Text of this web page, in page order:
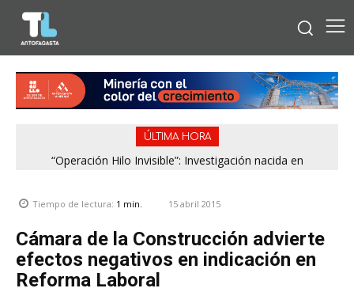
ÚLTIMA HORA
“Operación Hilo Invisible”: Investigación nacida en
Tiempo de lectura: 1 min. 15 abril 2015
Cámara de la Construcción advierte
efectos negativos en indicación en
Reforma Laboral